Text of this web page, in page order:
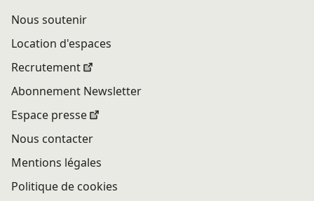
Nous soutenir
Location d'espaces
Recrutement
Abonnement Newsletter
Espace presse
Nous contacter
Mentions légales
Politique de cookies